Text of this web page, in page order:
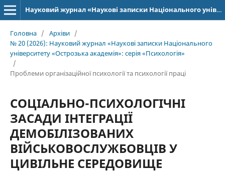
Науковий журнал «Наукові записки Національного університету «Острозька академія»: серія «Психологія»
Головна / Архіви /
№ 20 (2026): Науковий журнал «Наукові записки Національного
університету «Острозька академія»: серія «Психологія»
/
Проблеми організаційної психології та психології праці
СОЦІАЛЬНО-ПСИХОЛОГІЧНІ
ЗАСАДИ ІНТЕГРАЦІЇ
ДЕМОБІЛІЗОВАНИХ
ВІЙСЬКОВОСЛУЖБОВЦІВ У
ЦИВІЛЬНЕ СЕРЕДОВИЩЕ